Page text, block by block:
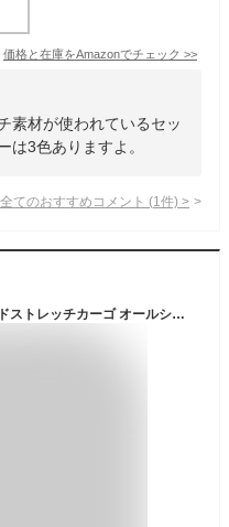
価格と在庫をAmazonでチェック >>
素材が使われているセッ
は3色ありますよ。
全てのおすすめコメント (1 件) >
EVEN RIVER(イーブンリバー) ソリッドストレッチカーゴ オールシーズン用 ライトブラック US1602 05 3L